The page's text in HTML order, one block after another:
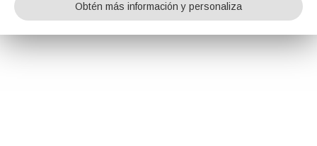
Obtén más información y personaliza